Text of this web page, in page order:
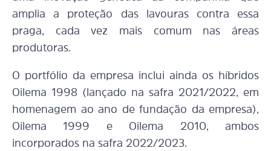
amplia a proteção das lavouras contra essa
praga, cada vez mais comum nas áreas
produtoras.
O portfólio da empresa inclui ainda os híbridos
Oilema 1998 (lançado na safra 2021/2022, em
homenagem ao ano de fundação da empresa),
Oilema 1999 e Oilema 2010, ambos
incorporados na safra 2022/2023.